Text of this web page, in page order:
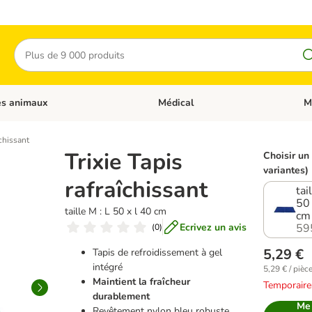
Rechercher
les catégories: Chats
animaux Dérouler les catégories: Autres
Médical
Trixie Tapis
rafraîchissant
taille M : L 50 x l 40 cm
(0)
Ecrivez un avis
Tapis de refroidissement à gel
intégré
Maintient la fraîcheur
durablement
Choisir
variantes)
cm
5,29 €
5,29 € / pièce